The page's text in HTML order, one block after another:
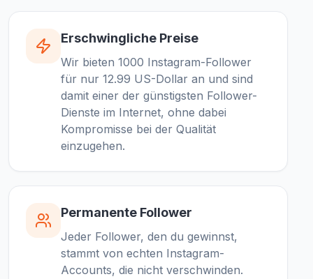
Erschwingliche Preise
Wir bieten 1000 Instagram-Follower
für nur 12.99 US-Dollar an und sind
damit einer der günstigsten Follower-
Dienste im Internet, ohne dabei
Kompromisse bei der Qualität
einzugehen.
Permanente Follower
Jeder Follower, den du gewinnst,
stammt von echten Instagram-
Accounts, die nicht verschwinden.